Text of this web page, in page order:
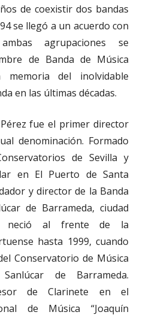
de coexistir dos bandas
se llegó a un acuerdo con
agrupaciones se
de Banda de Música
memoria del inolvidable
en las últimas décadas.
fue el primer director
denominación. Formado
de Sevilla y
en El Puerto de Santa
y director de la Banda
de Barrameda, ciudad
neció al frente de la
hasta 1999, cuando
Conservatorio de Música
de Barrameda.
de Clarinete en el
de Música “Joaquín